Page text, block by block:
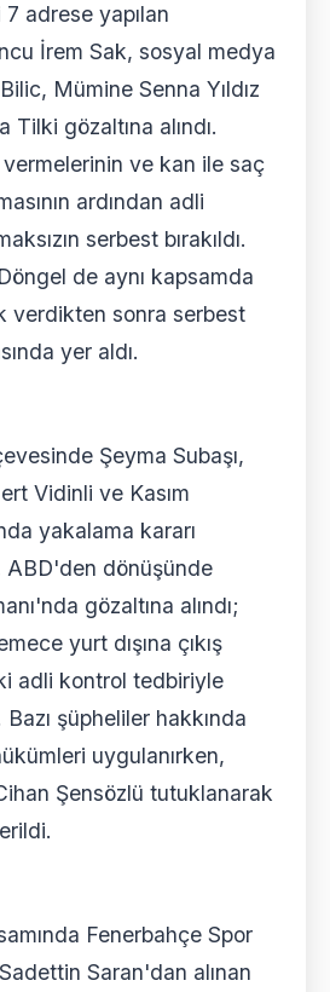
adrese yapılan
İrem Sak, sosyal medya
Mümine Senna Yıldız
Tilki gözaltına alındı.
ve kan ile saç
ardından adli
serbest bırakıldı.
de aynı kapsamda
verdikten sonra serbest
yer aldı.
Şeyma Subaşı,
Vidinli ve Kasım
yakalama kararı
ABD'den dönüşünde
gözaltına alındı;
yurt dışına çıkış
adli kontrol tedbiriyle
Bazı şüpheliler hakkında
uygulanırken,
Şensözlü tutuklanarak
Fenerbahçe Spor
Saran'dan alınan